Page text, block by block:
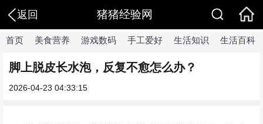
返回 猪猪经验网
首页 美食营养 游戏数码 手工爱好 生活知识 生活百科
脚上脱皮长水泡，反复不愈怎么办？
2026-04-23 04:33:15